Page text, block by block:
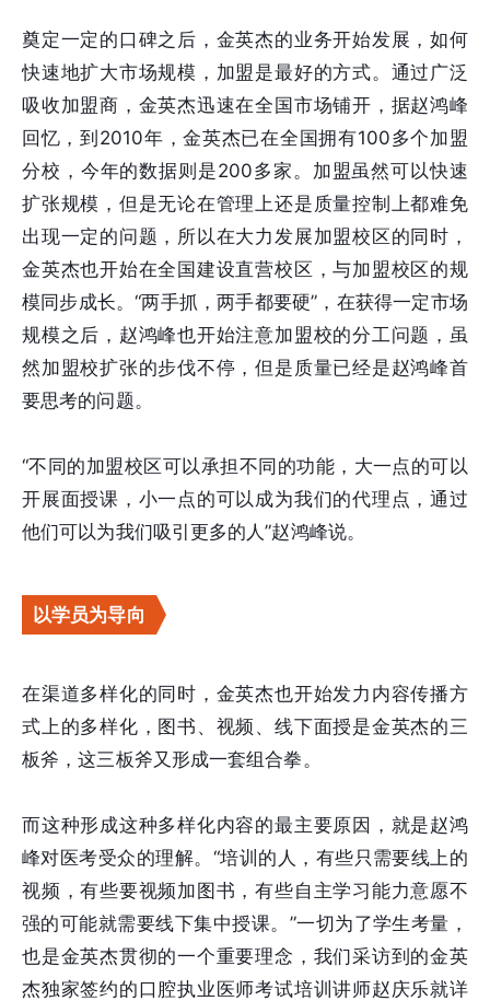
奠定一定的口碑之后，金英杰的业务开始发展，如何
快速地扩大市场规模，加盟是最好的方式。通过广泛
吸收加盟商，金英杰迅速在全国市场铺开，据赵鸿峰
回忆，到2010年，金英杰已在全国拥有100多个加盟
分校，今年的数据则是200多家。加盟虽然可以快速
扩张规模，但是无论在管理上还是质量控制上都难免
出现一定的问题，所以在大力发展加盟校区的同时，
金英杰也开始在全国建设直营校区，与加盟校区的规
模同步成长。“两手抓，两手都要硬”，在获得一定市场
规模之后，赵鸿峰也开始注意加盟校的分工问题，虽
然加盟校扩张的步伐不停，但是质量已经是赵鸿峰首
要思考的问题。
“不同的加盟校区可以承担不同的功能，大一点的可以
开展面授课，小一点的可以成为我们的代理点，通过
他们可以为我们吸引更多的人”赵鸿峰说。
以学员为导向
在渠道多样化的同时，金英杰也开始发力内容传播方
式上的多样化，图书、视频、线下面授是金英杰的三
板斧，这三板斧又形成一套组合拳。
而这种形成这种多样化内容的最主要原因，就是赵鸿
峰对医考受众的理解。“培训的人，有些只需要线上的
视频，有些要视频加图书，有些自主学习能力意愿不
强的可能就需要线下集中授课。”一切为了学生考量，
也是金英杰贯彻的一个重要理念，我们采访到的金英
杰独家签约的口腔执业医师考试培训讲师赵庆乐就详